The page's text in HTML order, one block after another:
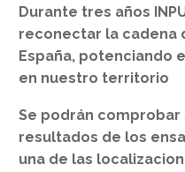
Durante tres años
reconectar la cadena
España, potenciando
en nuestro territorio
Se podrán
resultados de los
una de las